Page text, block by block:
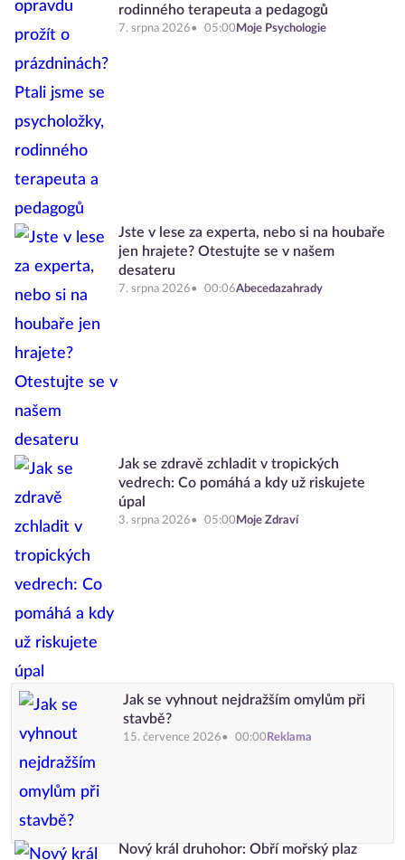
rodinného terapeuta a pedagogů
7. srpna 2026 05:00 Moje Psychologie
Jste v lese za experta, nebo si na houbaře
jen hrajete? Otestujte se v našem
desateru
7. srpna 2026 00:06Abecedazahrady
Jak se zdravě zchladit v tropických
vedrech: Co pomáhá a kdy už riskujete
úpal
3. srpna 2026 05:00 Moje Zdraví
Jak se vyhnout nejdražším omylům při
stavbě?
15. července 2026 00:00 Reklama
Nový král druhohor: Obří mořský plaz